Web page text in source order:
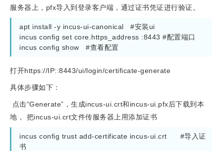
服务器上，pfx导入到登录客户端，通过证书凭证进行验证。
apt install -y incus-ui-canonical   #安装ui
incus config set core.https_address :8443 #配置端口
incus config show   #查看配置
打开https://IP::8443/ui/login/certificate-generate
具体步骤如下：
点击“Generate”，生成incus-ui.crt和incus-ui.pfx后下载到本
地， 把incus-ui.crt文件传服务器上用添加证书
incus config trust add-certificate incus-ui.crt      #导入证
书